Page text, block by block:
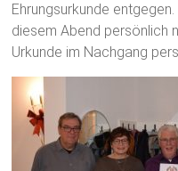
Ehrungsurkunde
diesem Abend persönlich
Urkunde im Nachgang